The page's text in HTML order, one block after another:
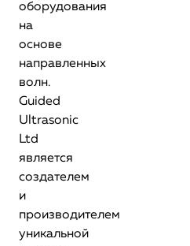
оборудования
на
основе
направленных
волн.
Guided
Ultrasonic
Ltd
является
создателем
и
производителем
уникальной